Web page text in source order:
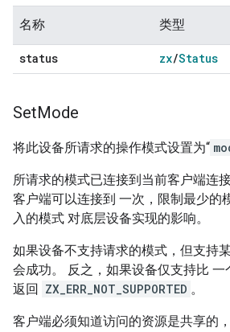
名称 类型
status zx/Status
SetMode
将此设备所请求的操作模式设置为“
所请求的模式已连接到当前客户端连
客户端可以连接到 一次，限制最少的
入的模式 对底层设备实现的影响。
如果设备不支持请求的模式，但支持
会成功。 反之，如果设备仅支持比 一
返回 ZX_ERR_NOT_SUPPORTED 。
客户端必须知道访问的资源是共享的